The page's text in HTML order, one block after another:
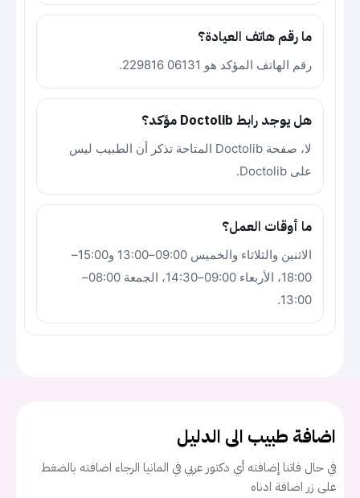
ما رقم هاتف العيادة؟
رقم الهاتف المؤكد هو 06131 229816.
هل يوجد رابط Doctolib مؤكد؟
لا، صفحة Doctolib المتاحة تذكر أن الطبيب ليس
على Doctolib.
ما أوقات العمل؟
الاثنين والثلاثاء والخميس 09:00–13:00 و15:00–
18:00، الأربعاء 09:00–14:30، الجمعة 08:00–
13:00.
اضافة طبيب الى الدليل
في حال فاتنا إضافته أي دكتور عربي في المانيا الرجاء اضافته بالضغط
على زر اضافة ادناه